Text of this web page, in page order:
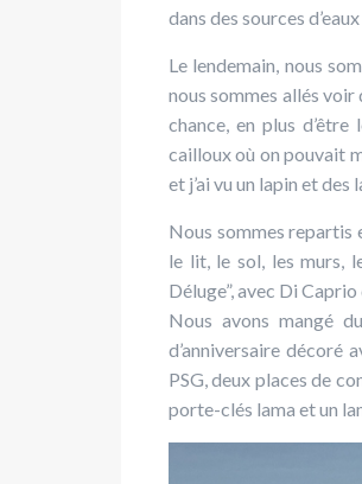
dans des sources
Le lendemain, nous
nous sommes allés
chance, en plus
cailloux où on pouvait
et j’ai vu un lapin et des
Nous sommes repartis
le lit, le sol, les murs,
Déluge”, avec Di
Nous avons mangé
d’anniversaire décoré
PSG, deux places de
porte-clés lama et un